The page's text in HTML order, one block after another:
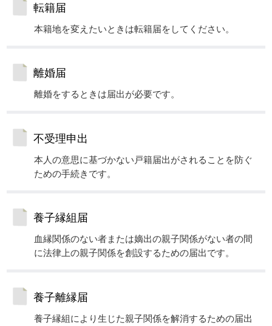
転籍届
本籍地を変えたいときは転籍届をしてください。
離婚届
離婚をするときは届出が必要です。
不受理申出
本人の意思に基づかない戸籍届出がされることを防ぐ
ための手続きです。
養子縁組届
血縁関係のない者または嫡出の親子関係がない者の間
に法律上の親子関係を創設するための届出です。
養子離縁届
養子縁組により生じた親子関係を解消するための届出